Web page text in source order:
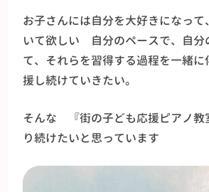
お子さんには自分を大好きになって
いて欲しい 自分のペースで、自分
て、それらを習得する過程を一緒
援し続けていきたい。
そんな 『街の子ども応援ピアノ教
り続けたいと思っています